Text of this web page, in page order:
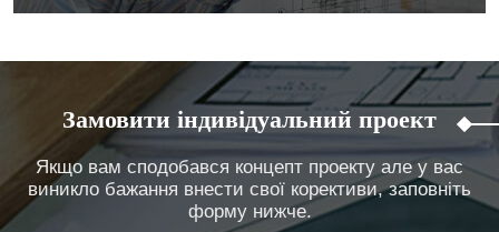
Замовити індивідуальний проект
Якщо вам сподобався концепт проекту але у вас
виникло бажання внести свої корективи, заповніть
форму нижче.